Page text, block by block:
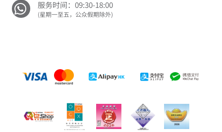
服务时间：09:30-18:00
(星期一至五，公众假期除外)